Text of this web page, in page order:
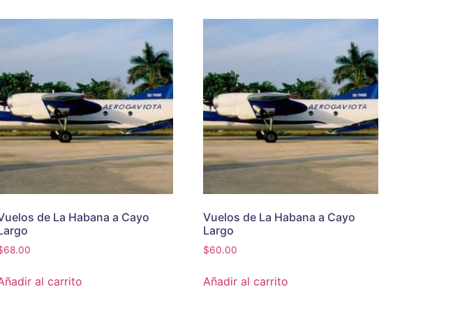
de La Habana a Cayo
68.00
al carrito
Vuelos de La Habana a Cayo
Largo
$60.00
Añadir al carrito